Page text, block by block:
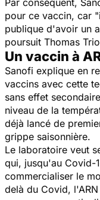
pour ce vaccin, car
publique d'avoir un
poursuit Thomas
Un vaccin à
Sanofi explique en
vaccins avec cette
sans effet
niveau de la
déjà lancé de
grippe saisonnière.
Le laboratoire veut
qui, jusqu'au Covid-
commercialiser le
delà du Covid,